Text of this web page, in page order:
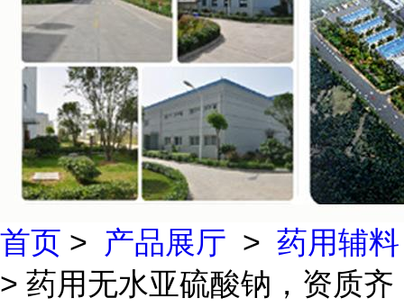
首页 > 产品展厅 > 药用辅料
> 药用无水亚硫酸钠，资质齐